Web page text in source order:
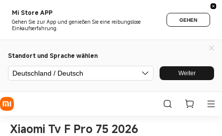
Mi Store APP
Gehen Sie zur App und genießen Sie eine reibungslose
Einkaufserfahrung.
GEHEN
Standort und Sprache wählen
Deutschland / Deutsch Weiter
Xiaomi Tv F Pro 75 2026